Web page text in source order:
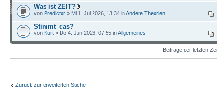
Was ist ZEIT?
von Predictor » Mi 1. Jul 2026, 13:34 inAndere Theorien
Stimmt_das?
von Kurt » Do 4. Jun 2026, 07:55 inAllgemeines
Beiträge der letzten
Zurück zur erweiterten Suche